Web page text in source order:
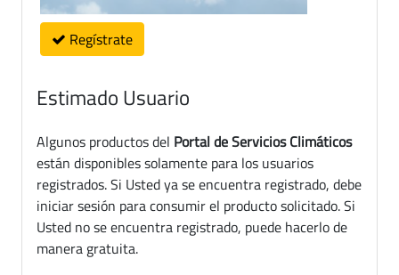
Regístrate
Estimado Usuario
Algunos productos del Portal de Servicios Climáticos
están disponibles solamente para los usuarios
registrados. Si Usted ya se encuentra registrado, debe
iniciar sesión para consumir el producto solicitado. Si
Usted no se encuentra registrado, puede hacerlo de
manera gratuita.